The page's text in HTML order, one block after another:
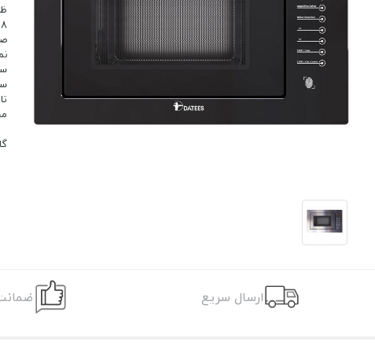
8 برنامه پخت اتوماتیک
ارسال سریع